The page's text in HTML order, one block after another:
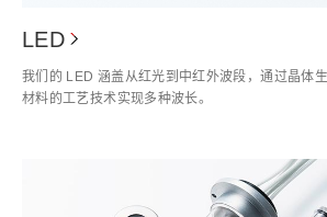
LED
我们的 LED 涵盖从红光到中红外波段，通过晶体
材料的工艺技术实现多种波长。